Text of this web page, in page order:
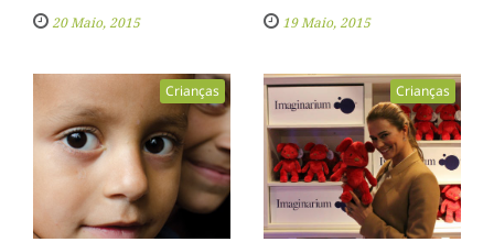
fundos para a oncologia
pediátrica. A ação culmina
20 Maio, 2015
recolha de mochilas e
material escolar para entregar
19 Maio, 2015
Crianças Crianças